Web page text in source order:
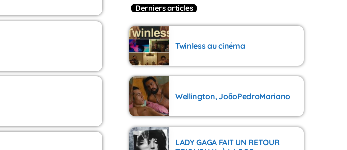
Derniers articles
Twinless au cinéma
Wellington, JoãoPedroMariano
LADY GAGA FAIT UN RETOUR